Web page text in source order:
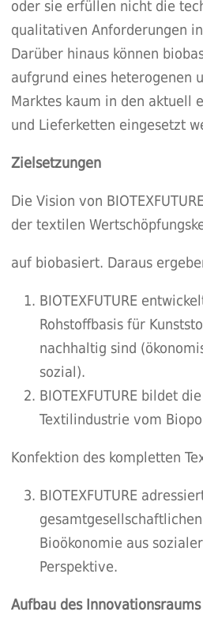
oder sie erfüllen nicht die
qualitativen Anforderungen
Darüber hinaus können
aufgrund eines heterogenen
Marktes kaum in den aktuell
und Lieferketten eingesetzt
Zielsetzungen
Die Vision von
der textilen
auf biobasiert. Daraus
BIOTEXFUTURE
Rohstoffbasis für
nachhaltig sind
sozial).
BIOTEXFUTURE bildet
Textilindustrie vom
Konfektion des kompletten
BIOTEXFUTURE
Bioökonomie aus
Perspektive.
Aufbau des Innovationsraums